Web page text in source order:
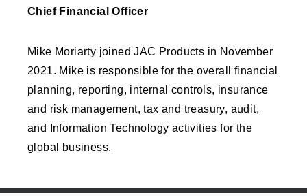
Chief Financial Officer
Mike Moriarty joined JAC Products in November
2021. Mike is responsible for the overall financial
planning, reporting, internal controls, insurance
and risk management, tax and treasury, audit,
and Information Technology activities for the
global business.